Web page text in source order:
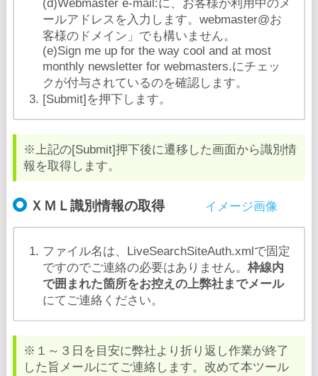
(d)Webmaster e-mail:に、お客様が利用中のメ
ールアドレスを入力します。webmaster@お
客様のドメイン」でも構いません。
(e)Sign me up for the way cool and at most
monthly newsletter for webmasters.にチェッ
クが付与されているのを確認します。
[Submit]を押下します。
※上記の[Submit]押下後に遷移した画面から識別情
報を取得します。
ＸＭＬ識別情報の取得 イメージ画像
ファイル名は、LiveSearchSiteAuth.xmlで固定
ですのでご連絡の必要はありません。枠線内
で囲まれた箇所をお控えの上弊社までメール
にてご連絡ください。
※１～３日を目安に弊社より折り返し作業が終了
した旨メールにてご連絡します。改めて本ツール